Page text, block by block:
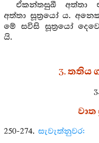
ඒකන්තසුඛී අත්තා
අත්තා සූත්‍රයෝ ය.
මේ සවිසි සූත්‍රයෝ
යි.
3. තතිය
වාත
250-274. සැවැත්නුවර: